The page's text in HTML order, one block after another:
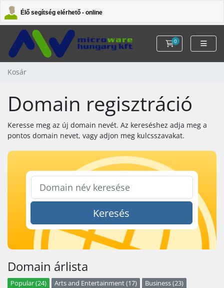
Élő segítség elérhető - online
0
Kosár
Kosár
Domain regisztráció
Keresse meg az új domain nevét. Az kereséshez adja meg a
pontos domain nevet, vagy adjon meg kulcsszavakat.
Keresés
Domain árlista
Popular (24) Arts and Entertainment (17)
Business (23)